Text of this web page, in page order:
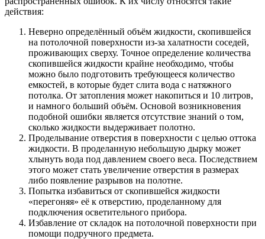
действия:
Неверно определённый объём жидкости, скопившейся
на потолочной поверхности из-за халатности соседей,
проживающих сверху. Точное определение количества
скопившейся жидкости крайне необходимо, чтобы
можно было подготовить требующееся количество
емкостей, в которые будет слита вода с натяжного
потолка. От затопления может накопиться и 10 литров,
и намного больший объём. Основой возникновения
подобной ошибки является отсутствие знаний о том,
сколько жидкости выдерживает полотно.
Проделывание отверстия в поверхности с целью оттока
жидкости. В проделанную небольшую дырку может
хлынуть вода под давлением своего веса. Последствием
этого может стать увеличение отверстия в размерах
либо появление разрывов на полотне.
Попытка избавиться от скопившейся жидкости
«перегоняя» её к отверстию, проделанному для
подключения осветительного прибора.
Избавление от складок на потолочной поверхности при
помощи подручного предмета.